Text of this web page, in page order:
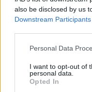
also be disclosed by us
Downstream Participants
Please note that this
not limited to your visit
grant or deny consent
use your data for below
Personal Data
I want to opt-out of
personal data.
Opted In
Kjo ndjenjë
komunitet të
mbështesin dhe
përgjegjësia. Kjo e
një rutine të rregullt
Përfitimet e
klasave të spinning